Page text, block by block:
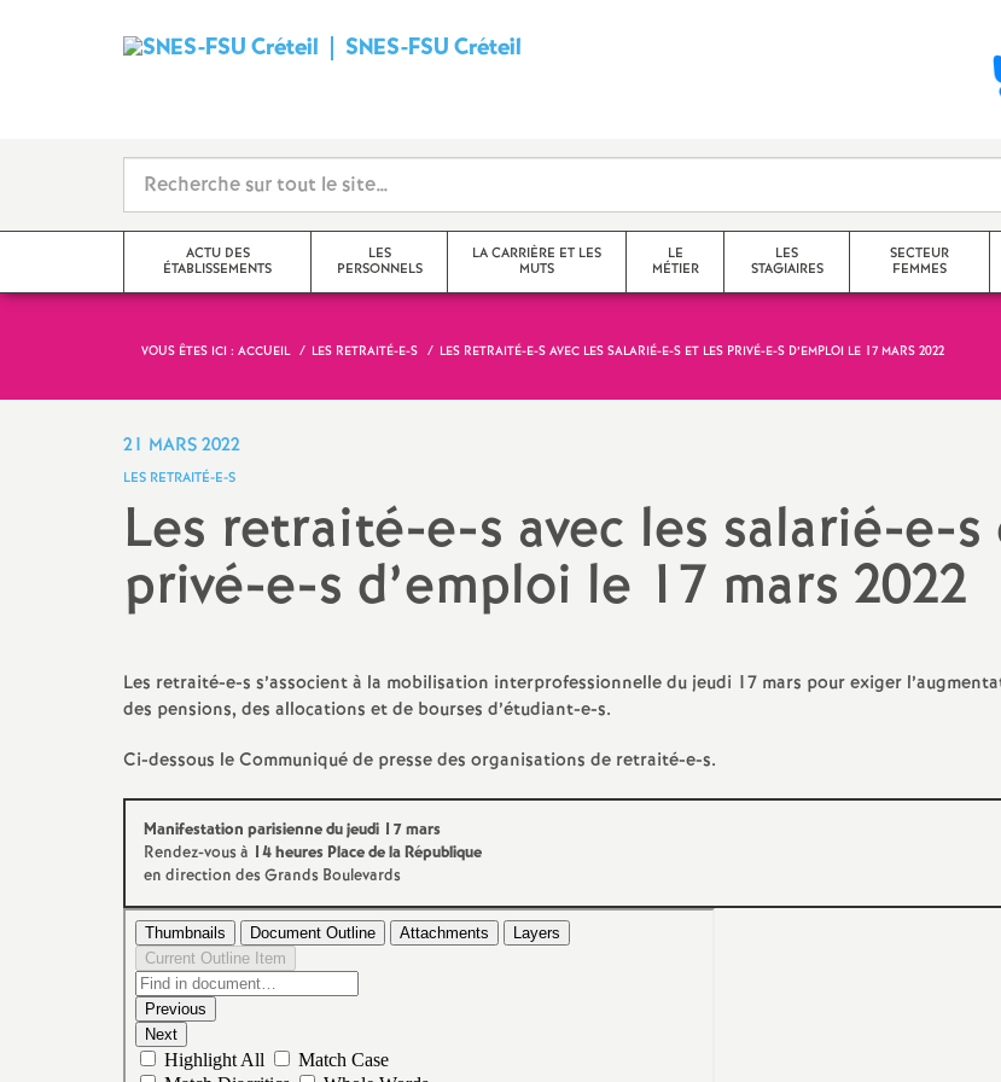
SNES-FSUCréteil
d
i
c
N
a
t
i
o
a
ACTU DES
ÉTABLISSEMENTS
Seine-Saint-Denis
LES
PERSONNELS
documentalistes
Non-titulaires
Assistants d’éducation
AESH
LA CARRIÈRE ET LES
MUTS
promotions et évaluation
formation continue
congés, disponibilités, temps
partiels
rémunérations
LE
MÉTIER
questions transversales et
contenus
formation continue
LES
STAGIAIRES
SECTEUR
FEMMES
VOUS ÊTES ICI : ACCUEIL LES RETRAITÉ-E-S LES RETRAITÉ-E-S AVEC LES SALARIÉ-E-S ET LES PRIVÉ-E-S D’EMPLOI LE 17 MARS 2022
21 MARS 2022
LES RETRAITÉ-E-S
Les retraité-e-s avec les salarié-e-s
privé-e-s d’emploi le 17 mars 2022
Les retraité-e-s s’associent à la mobilisation interprofessionnelle du jeudi 17 mars pour exiger
des pensions, des allocations et de bourses d’étudiant-e-s.
Ci-dessous le Communiqué de presse des organisations de retraité-e-s.
Manifestation parisienne du jeudi 17 mars
Rendez-vous à 14 heures Place de la République
en direction des Grands Boulevards